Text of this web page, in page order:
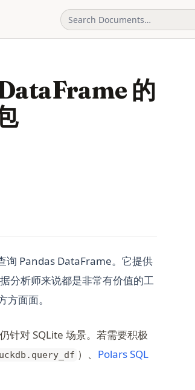
的
询 Pandas DataFrame。它提供
分析师来说都是非常有价值的工
面面。
针对 SQLite 场景。若需要积极
in a new tab) ）、 Polars SQL